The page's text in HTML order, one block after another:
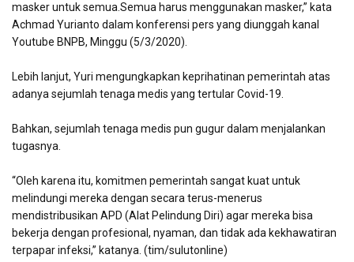
masker untuk semua.Semua harus menggunakan masker,” kata
Achmad Yurianto dalam konferensi pers yang diunggah kanal
Youtube BNPB, Minggu (5/3/2020).
Lebih lanjut, Yuri mengungkapkan keprihatinan pemerintah atas
adanya sejumlah tenaga medis yang tertular Covid-19.
Bahkan, sejumlah tenaga medis pun gugur dalam menjalankan
tugasnya.
“Oleh karena itu, komitmen pemerintah sangat kuat untuk
melindungi mereka dengan secara terus-menerus
mendistribusikan APD (Alat Pelindung Diri) agar mereka bisa
bekerja dengan profesional, nyaman, dan tidak ada kekhawatiran
terpapar infeksi,” katanya. (tim/sulutonline)